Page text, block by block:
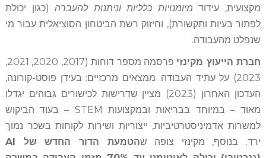
מקצועית, עידוד מיומנויות כלליות וניתנות להעברה(כגון יכולת
לפתור בעיות ותקשורת), וחיזוק רשת הביטחון הסוציאלית עבור מי
שנפלט מהעבודה.
חברת הייעוץ מקינזי
פרסמה מספר דוחות (2017, 2020, 2021,
2023) על עתיד העבודה. ממצאים מרכזיים: בעידן פוסט-קורונה,
העדכון האחרון (2023) מציין שדרישות לכישורים גבוהים יגדלו
מאוד – במיוחד בבריאות ובמקצועות STEM – בעוד הביקוש
למשרות אדמיניסטרטיביות, ייצוריות ושירות לקוחות בשכר נמוך
ירד. בנוסף, מקינזי צופה ש
הטמעת הדור החדש של AI